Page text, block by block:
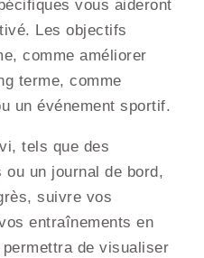
vous aideront
Les objectifs
comme améliorer
terme, comme
un événement sportif.
tels que des
un journal de bord,
suivre vos
entraînements en
de visualiser